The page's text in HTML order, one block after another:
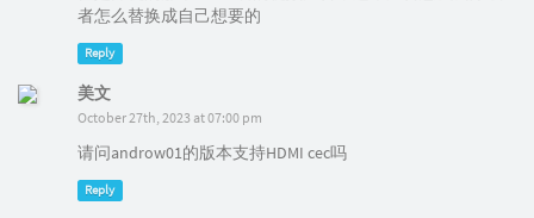
者怎么替换成自己想要的
Reply
美文
October 27th, 2023 at 07:00 pm
请问androw01的版本支持HDMI cec吗
Reply